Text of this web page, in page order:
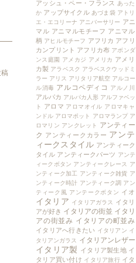
アッシュ・ペー・フランス
あった
か アップサイクル あづま袋 アトリ
エ・エコリーナ アニバーサリー アニ
マル アニマルモチーフ アニマル
柄 アヒルモチーフ アフリカ アフリ
カンプリント アフリカ布 アボンダ
ンス庭園
アメカジ アメリカ アメリ
カ製 アラベスク アラベスクウッドミ
ラー アリス アリタリア航空 アルコー
ル消毒 アルコペディコ アルノ川
アルパカ アルパカ人形 アルファベッ
ト
アロマ アロマオイル アロマキャ
ンドル アロマポット アロマランプ ア
ロマリン アンクレット
アンティー
ク アンティークカラー アンテ
ィークスタイル アンティーク
タイル アンティークパーツ アンテ
ィークボタン アンティークレース
ア
ンティーク加工 アンティーク雑貨 ア
ンティーク時計 アンティーク調 アン
ティーク風
アンテークボタン イオ
イタリア イタリアガラス
イタリ
アが好き イタリアの街並 イタリ
アの街並み イタリアの町並み
イタリアへ行きたい イタリアン イ
タリアンガラス
イタリアンレザー
イタリア製 イタリア製生地 イ
タリア買い付け イタリア旅行 イタ